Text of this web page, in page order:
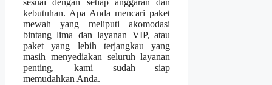
sesuai dengan setiap anggaran dan
kebutuhan. Apa Anda mencari paket
mewah yang meliputi akomodasi
bintang lima dan layanan VIP, atau
paket yang lebih terjangkau yang
masih menyediakan seluruh layanan
penting, kami sudah siap
memudahkan Anda.